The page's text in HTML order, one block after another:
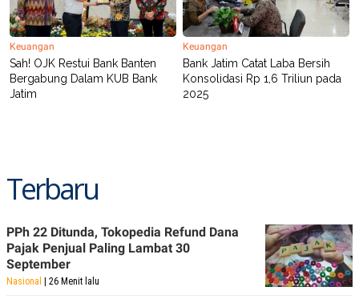
Keuangan
Sah! OJK Restui Bank Banten
Bergabung Dalam KUB Bank
Jatim
Keuangan
Bank Jatim Catat Laba Bersih
Konsolidasi Rp 1,6 Triliun pada
2025
Terbaru
PPh 22 Ditunda, Tokopedia Refund Dana
Pajak Penjual Paling Lambat 30
September
Nasional | 26 Menit lalu